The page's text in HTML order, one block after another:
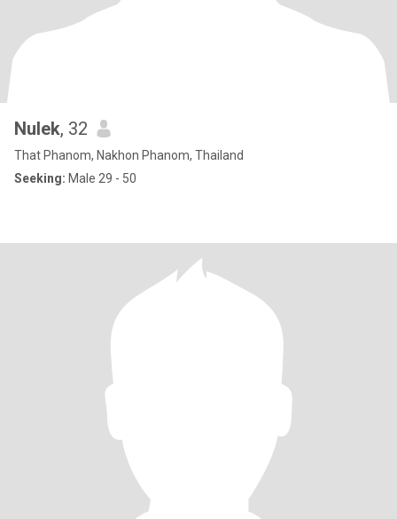
Nulek, 32
That Phanom, Nakhon Phanom, Thailand
Seeking: Male 29 - 50